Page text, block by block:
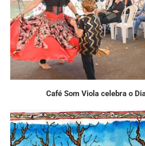
Café Som Viola celebra o